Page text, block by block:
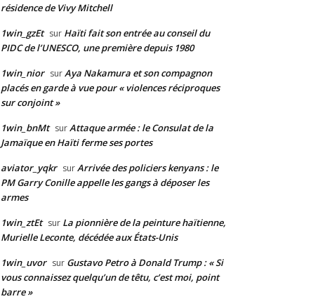
résidence de Vivy Mitchell
1win_gzEt sur Haïti fait son entrée au conseil du
PIDC de l’UNESCO, une première depuis 1980
1win_nior surAya Nakamura et son compagnon
placés en garde à vue pour « violences réciproques
sur conjoint »
1win_bnMt surAttaque armée : le Consulat de la
Jamaïque en Haïti ferme ses portes
aviator_yqkr surArrivée des policiers kenyans : le
PM Garry Conille appelle les gangs à déposer les
armes
1win_ztEt sur La pionnière de la peinture haïtienne,
Murielle Leconte, décédée aux États-Unis
1win_uvor sur Gustavo Petro à Donald Trump : « Si
vous connaissez quelqu’un de têtu, c’est moi, point
barre »